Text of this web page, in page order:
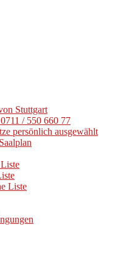
Stuttgart
/ 550 660 77
persönlich ausgewählt
Liste